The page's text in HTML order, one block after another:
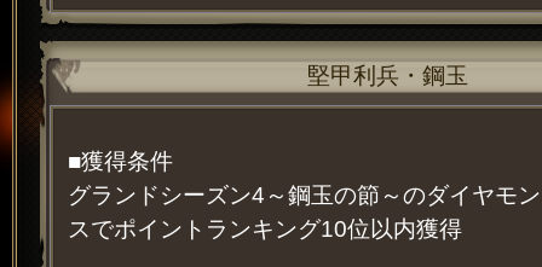
堅甲利兵・鋼玉
■獲得条件
グランドシーズン4～鋼玉の節～のダイヤモ
スでポイントランキング10位以内獲得